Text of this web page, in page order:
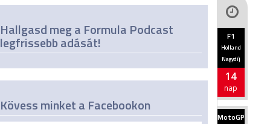
Hallgasd meg a Formula Podcast
legfrissebb adását! F1
Holland
Nagydíj
14
nap
MotoGP
Kövess minket a Facebookon